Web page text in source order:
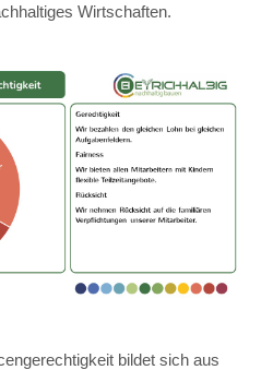
Wirtschaften.
bildet sich aus